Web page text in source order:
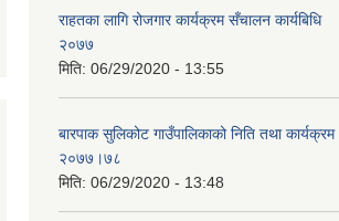
राहतका लागि रोजगार कार्यक्रम सँचालन कार्यबिधि
२०७७
मिति: 06/29/2020 - 13:55
बारपाक सुलिकोट गाउँपालिकाको निति तथा कार्यक्रम
२०७७।७८
मिति: 06/29/2020 - 13:48